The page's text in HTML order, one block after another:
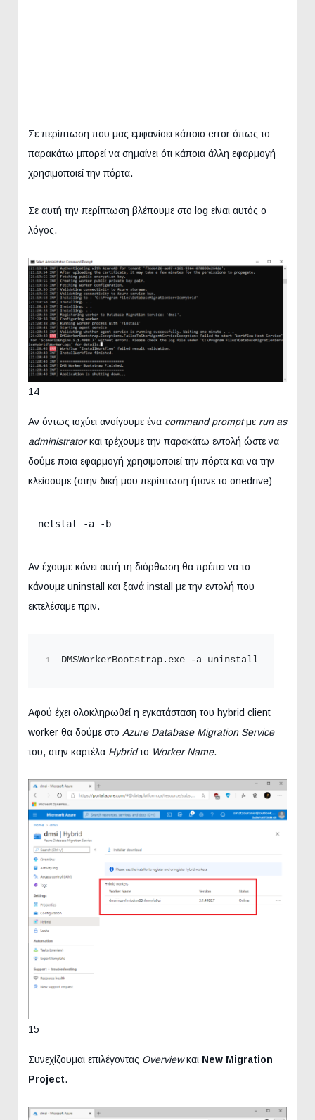
Σε περίπτωση που μας εμφανίσει κάποιο error όπως το
παρακάτω μπορεί να σημαίνει ότι κάποια άλλη εφαρμογή
χρησιμοποιεί την πόρτα.
Σε αυτή την περίπτωση βλέπουμε στο log είναι αυτός ο
λόγος.
14
Αν όντως ισχύει ανοίγουμε ένα command promptμε run as
administratorκαι τρέχουμε την παρακάτω εντολή ώστε να
δούμε ποια εφαρμογή χρησιμοποιεί την πόρτα και να την
κλείσουμε (στην δική μου περίπτωση ήτανε το onedrive):
netstat -a -b
Αν έχουμε κάνει αυτή τη διόρθωση θα πρέπει να το
κάνουμε uninstall και ξανά install με την εντολή που
εκτελέσαμε πριν.
DMSWorkerBootstrap. exe -a uninstall -
Αφού έχει ολοκληρωθεί η εγκατάσταση του hybrid client
worker θα δούμε στο Azure Database Migration Service
του, στην καρτέλα Hybridτο Worker Name.
15
Συνεχίζουμαι επιλέγοντας Overviewκαι New Migration
Project.